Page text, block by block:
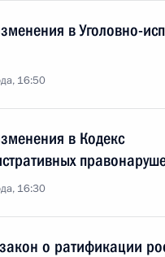
в Уголовно-
16:50
в Кодекс
16:30
о ратификации